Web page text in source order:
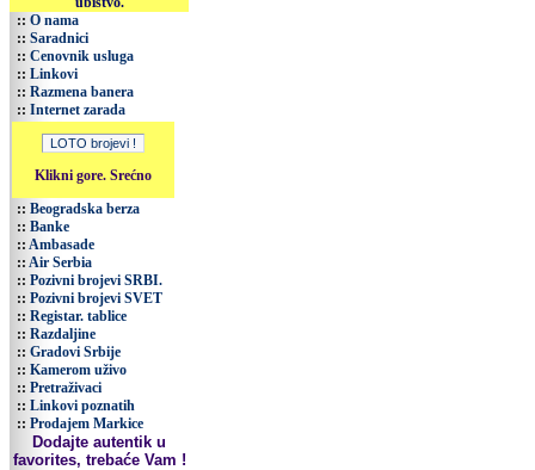
:: O nama
:: Saradnici
:: Cenovnik usluga
:: Linkovi
:: Razmena banera
:: Internet zarada
Klikni gore. Srećno
:: Beogradska berza
:: Banke
:: Ambasade
:: Air Serbia
:: Pozivni brojevi SRBI.
:: Pozivni brojevi SVET
:: Registar. tablice
:: Razdaljine
:: Gradovi Srbije
:: Kamerom uživo
:: Pretraživaci
:: Linkovi poznatih
:: Prodajem Markice
Dodajte autentik u
favorites, trebaće Vam !